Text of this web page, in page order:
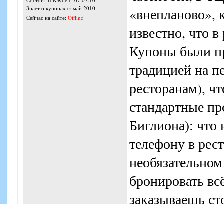
Знает о купонах с: май 2010
Сейчас на сайте: Offline
«внепланово»,
известно, что
Купоны были
традицией на
ресторанам),
стандартные
Биглиона): что
телефону в
бронировать
заказываешь